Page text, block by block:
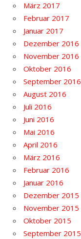
März 2017
Februar 2017
Januar 2017
Dezember 2016
November 2016
Oktober 2016
September 2016
August 2016
Juli 2016
Juni 2016
Mai 2016
April 2016
März 2016
Februar 2016
Januar 2016
Dezember 2015
November 2015
Oktober 2015
September 2015